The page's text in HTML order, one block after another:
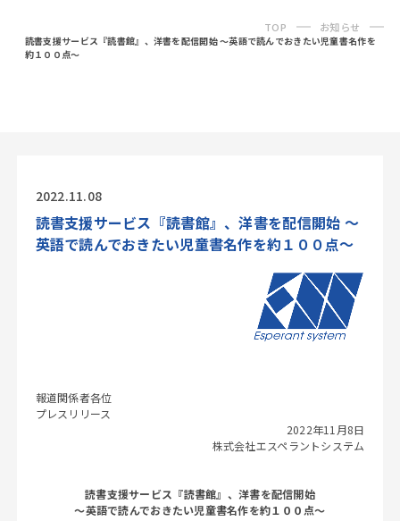
TOP お知らせ
読書支援サービス『読書館』、洋書を配信開始 ～英語で読んでおきたい児童書名作を
約１００点～
2022.11.08
読書支援サービス『読書館』、洋書を配信開始 ～
英語で読んでおきたい児童書名作を約１００点～
報道関係者各位
プレスリリース
2022年11月8日
株式会社エスペラントシステム
読書支援サービス『読書館』、洋書を配信開始
～英語で読んでおきたい児童書名作を約１００点～